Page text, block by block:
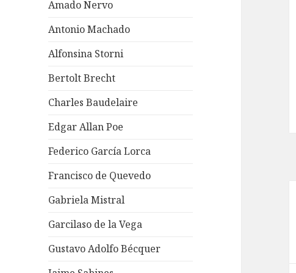
Amado Nervo
Antonio Machado
Alfonsina Storni
Bertolt Brecht
Charles Baudelaire
Edgar Allan Poe
Federico García Lorca
Francisco de Quevedo
Gabriela Mistral
Garcilaso de la Vega
Gustavo Adolfo Bécquer